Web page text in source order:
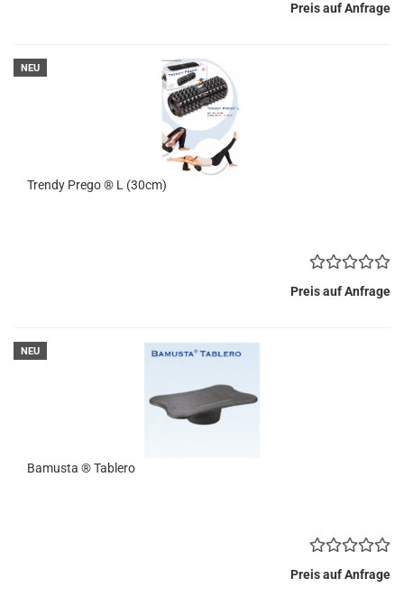
Preis auf Anfrage
NEU
Trendy Prego ® L (30cm)
Preis auf Anfrage
NEU
Bamusta ® Tablero
Preis auf Anfrage